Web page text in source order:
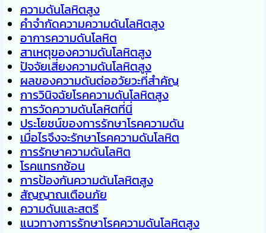
ความดันโลหิตสูง
คำจำกัดความความดันโลหิตสูง
อาการความดันโลหิต
สาเหตุของความดันโลหิตสูง
ปัจจัยเสี่ยงความดันโลหิตสูง
ผลของความดันต่ออวัยวะที่สำคัญ
การวินิจฉัยโรคความดันโลหิตสูง
การวัดความดันโลหิตที่นี่
ประโยชน์ของการรักษาโรคความดัน
เมื่อไรจึงจะรักษาโรคความดันโลหิต
การรักษาความดันโลหิต
โรคแทรกซ้อน
การป้องกันความดันโลหิตสูง
สัญญาณเตือนภัย
ความดันและสตรี
แนวทางการรักษาโรคความดันโลหิตสูง